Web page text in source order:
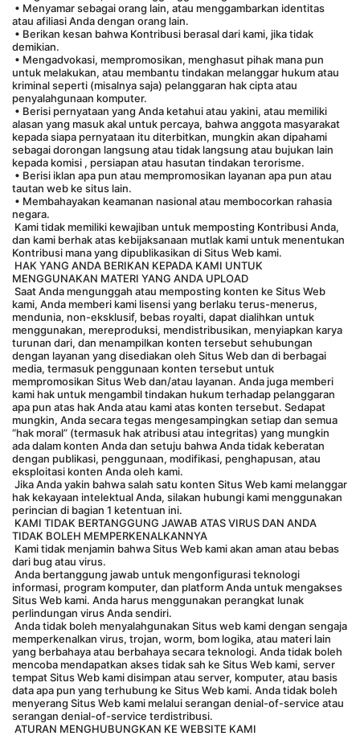
atau afiliasi Anda dengan orang lain.
demikian.
untuk melakukan, atau membantu tindakan melanggar hukum atau
kriminal seperti (misalnya saja) pelanggaran hak cipta atau
penyalahgunaan komputer.
alasan yang masuk akal untuk percaya, bahwa anggota masyarakat
kepada siapa pernyataan itu diterbitkan, mungkin akan dipahami
sebagai dorongan langsung atau tidak langsung atau bujukan lain
kepada komisi , persiapan atau hasutan tindakan terorisme.
tautan web ke situs lain.
negara.
dan kami berhak atas kebijaksanaan mutlak kami untuk menentukan
Kontribusi mana yang dipublikasikan di Situs Web kami.
MENGGUNAKAN MATERI YANG ANDA UPLOAD
kami, Anda memberi kami lisensi yang berlaku terus-menerus,
mendunia, non-eksklusif, bebas royalti, dapat dialihkan untuk
menggunakan, mereproduksi, mendistribusikan, menyiapkan karya
turunan dari, dan menampilkan konten tersebut sehubungan
dengan layanan yang disediakan oleh Situs Web dan di berbagai
media, termasuk penggunaan konten tersebut untuk
mempromosikan Situs Web dan/atau layanan. Anda juga memberi
kami hak untuk mengambil tindakan hukum terhadap pelanggaran
apa pun atas hak Anda atau kami atas konten tersebut. Sedapat
mungkin, Anda secara tegas mengesampingkan setiap dan semua
“hak moral” (termasuk hak atribusi atau integritas) yang mungkin
ada dalam konten Anda dan setuju bahwa Anda tidak keberatan
dengan publikasi, penggunaan, modifikasi, penghapusan, atau
eksploitasi konten Anda oleh kami.
hak kekayaan intelektual Anda, silakan hubungi kami menggunakan
perincian di bagian 1 ketentuan ini.
TIDAK BOLEH MEMPERKENALKANNYA
dari bug atau virus.
informasi, program komputer, dan platform Anda untuk mengakses
Situs Web kami. Anda harus menggunakan perangkat lunak
perlindungan virus Anda sendiri.
memperkenalkan virus, trojan, worm, bom logika, atau materi lain
yang berbahaya atau berbahaya secara teknologi. Anda tidak boleh
mencoba mendapatkan akses tidak sah ke Situs Web kami, server
tempat Situs Web kami disimpan atau server, komputer, atau basis
data apa pun yang terhubung ke Situs Web kami. Anda tidak boleh
menyerang Situs Web kami melalui serangan denial-of-service atau
serangan denial-of-service terdistribusi.
ATURAN MENGHUBUNGKAN KE WEBSITE KAMI